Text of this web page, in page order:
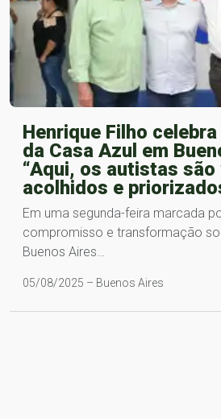
Henrique Filho
da Casa Azul em
“Aqui, os autistas
acolhidos e
Em uma segunda-feira marcada
compromisso e transformação
Buenos Aires…
05/08/2025 – Buenos Aires